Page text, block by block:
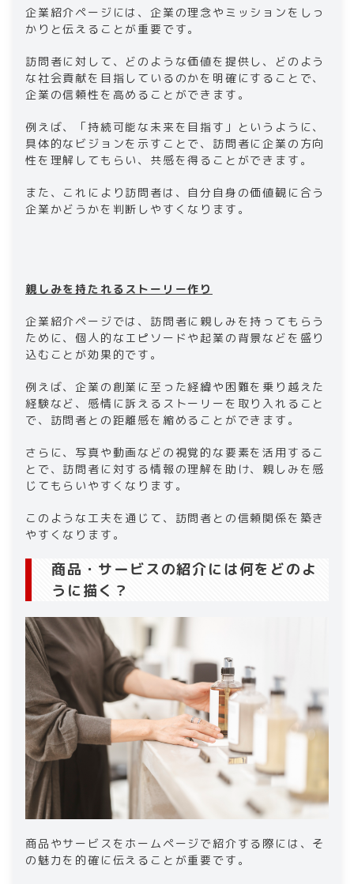
企業紹介ページには、企業の理念やミッションをしっ
かりと伝えることが重要です。
訪問者に対して、どのような価値を提供し、どのよう
な社会貢献を目指しているのかを明確にすることで、
企業の信頼性を高めることができます。
例えば、「持続可能な未来を目指す」というように、
具体的なビジョンを示すことで、訪問者に企業の方向
性を理解してもらい、共感を得ることができます。
また、これにより訪問者は、自分自身の価値観に合う
企業かどうかを判断しやすくなります。
親しみを持たれるストーリー作り
企業紹介ページでは、訪問者に親しみを持ってもらう
ために、個人的なエピソードや起業の背景などを盛り
込むことが効果的です。
例えば、企業の創業に至った経緯や困難を乗り越えた
経験など、感情に訴えるストーリーを取り入れること
で、訪問者との距離感を縮めることができます。
さらに、写真や動画などの視覚的な要素を活用するこ
とで、訪問者に対する情報の理解を助け、親しみを感
じてもらいやすくなります。
このような工夫を通じて、訪問者との信頼関係を築き
やすくなります。
商品・サービスの紹介には何をどのよ
うに描く？
商品やサービスをホームページで紹介する際には、そ
の魅力を的確に伝えることが重要です。